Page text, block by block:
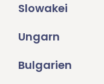
Slowakei
Ungarn
Bulgarien